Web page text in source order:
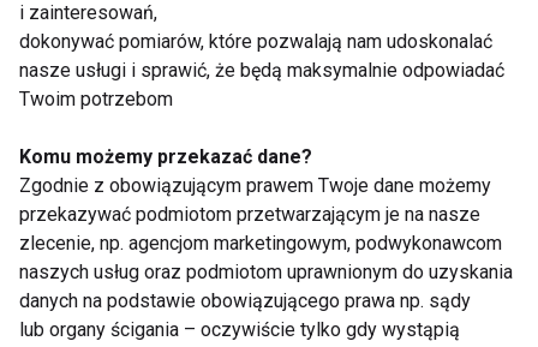
Siedzący tryb życia a
ból kręgosłupa –
znać
Najlepsze ćwiczenia
brzucha bez
obciążania kręgosłupa
i zainteresowań,
dokonywać pomiarów, które pozwalają nam udoskonalać
nasze usługi i sprawić, że będą maksymalnie odpowiadać
Twoim potrzebom
Komu możemy przekazać dane?
Zgodnie z obowiązującym prawem Twoje dane możemy
przekazywać podmiotom przetwarzającym je na nasze
zlecenie, np. agencjom marketingowym, podwykonawcom
naszych usług oraz podmiotom uprawnionym do uzyskania
danych na podstawie obowiązującego prawa np. sądy
lub organy ścigania – oczywiście tylko gdy wystąpią